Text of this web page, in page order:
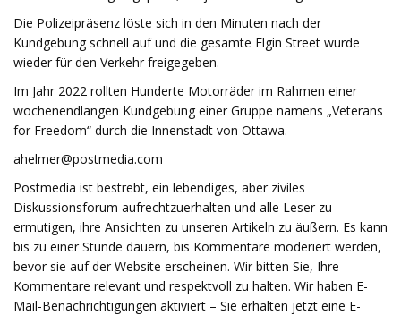
Die Polizeipräsenz löste sich in den Minuten nach der
Kundgebung schnell auf und die gesamte Elgin Street wurde
wieder für den Verkehr freigegeben.
Im Jahr 2022 rollten Hunderte Motorräder im Rahmen einer
wochenendlangen Kundgebung einer Gruppe namens „Veterans
for Freedom“ durch die Innenstadt von Ottawa.
ahelmer@postmedia.com
Postmedia ist bestrebt, ein lebendiges, aber ziviles
Diskussionsforum aufrechtzuerhalten und alle Leser zu
ermutigen, ihre Ansichten zu unseren Artikeln zu äußern. Es kann
bis zu einer Stunde dauern, bis Kommentare moderiert werden,
bevor sie auf der Website erscheinen. Wir bitten Sie, Ihre
Kommentare relevant und respektvoll zu halten. Wir haben E-
Mail-Benachrichtigungen aktiviert – Sie erhalten jetzt eine E-